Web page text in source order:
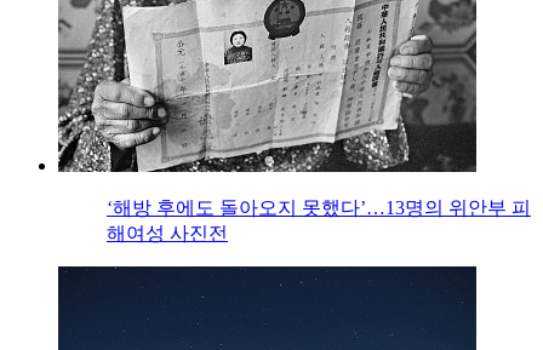
‘해방 후에도 돌아오지 못했다’…13명의 위안부 피
해여성 사진전